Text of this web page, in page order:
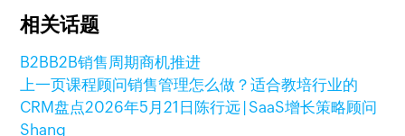
相关话题
B2B B2B销售周期商机推进
上一页课程顾问销售管理怎么做？适合教培行业的
CRM盘点2026年5月21日 陈行远 | SaaS增长策略顾问
Shang